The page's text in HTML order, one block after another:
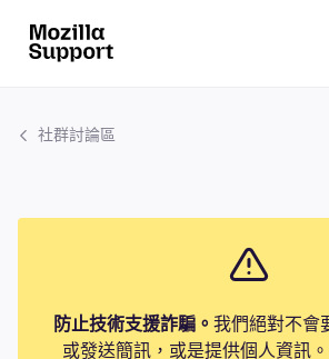
社群討論區
防止技術支援詐騙。 我們絕對不會
或發送簡訊，或是提供個人資訊